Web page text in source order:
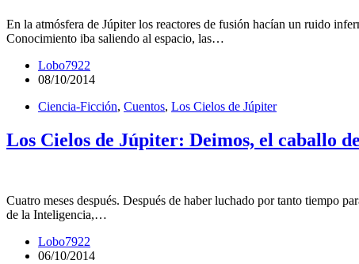
En la atmósfera de Júpiter los reactores de fusión hacían un ruido
Conocimiento iba saliendo al espacio, las…
Lobo7922
08/10/2014
Ciencia-Ficción, Cuentos, Los Cielos de Júpiter
Los Cielos de Júpiter: Deimos, el caballo
Cuatro meses después. Después de haber luchado por tanto tiempo
de la Inteligencia,…
Lobo7922
06/10/2014